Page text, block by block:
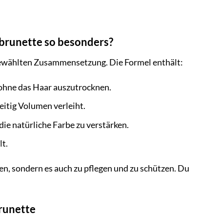
so besonders?
Zusammensetzung. Die Formel enthält:
das Haar auszutrocknen.
Volumen verleiht.
natürliche Farbe zu verstärken.
sondern es auch zu pflegen und zu schützen. Du